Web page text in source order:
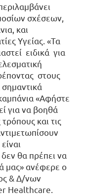
σχέσεων,
και
Υγείας. «Τα
ειδικά για
στους
«Αφήστε
για να βοηθά
και τις
θα πρέπει να
μας» ανέφερε ο
& Δ/νων
Healthcare.